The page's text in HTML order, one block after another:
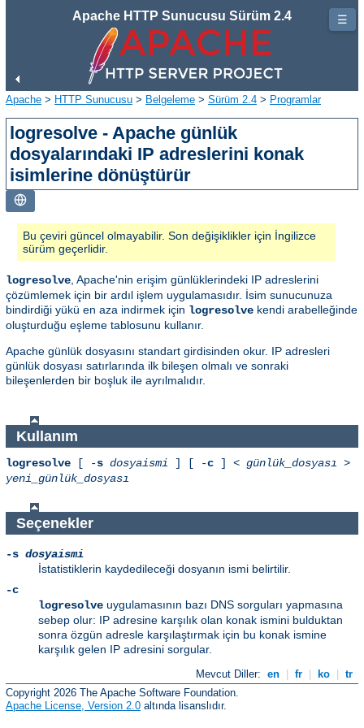
Apache HTTP Sunucusu Sürüm 2.4
Apache > HTTP Sunucusu > Belgeleme > Sürüm 2.4 > Programlar
logresolve - Apache günlük
dosyalarındaki IP adreslerini konak
isimlerine dönüştürür
Bu çeviri güncel olmayabilir. Son değişiklikler için İngilizce
sürüm geçerlidir.
logresolve , Apache'nin erişim günlüklerindeki IP adreslerini
çözümlemek için bir ardıl işlem uygulamasıdır. İsim sunucunuza
bindirdiği yükü en aza indirmek için logresolve kendi arabelleğinde
oluşturduğu eşleme tablosunu kullanır.
Apache günlük dosyasını standart girdisinden okur. IP adresleri
günlük dosyası satırlarında ilk bileşen olmalı ve sonraki
bileşenlerden bir boşluk ile ayrılmalıdır.
Kullanım
logresolve [ -s dosyaismi ] [ -c ] < günlük_dosyası >
yeni_günlük_dosyası
Seçenekler
-s dosyaismi
İstatistiklerin kaydedileceği dosyanın ismi belirtilir.
-c
logresolve uygulamasının bazı DNS sorguları yapmasına
sebep olur: IP adresine karşılık olan konak ismini bulduktan
sonra özgün adresle karşılaştırmak için bu konak ismine
karşılık gelen IP adresini sorgular.
Mevcut Diller: en fr ko
tr
Copyright 2026 The Apache Software Foundation.
Apache License, Version 2.0 altında lisanslıdır.
☰